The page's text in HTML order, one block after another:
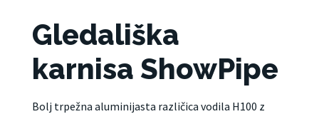
Gledališka
karnisa ShowPipe
Bolj trpežna aluminijasta različica vodila H100 z